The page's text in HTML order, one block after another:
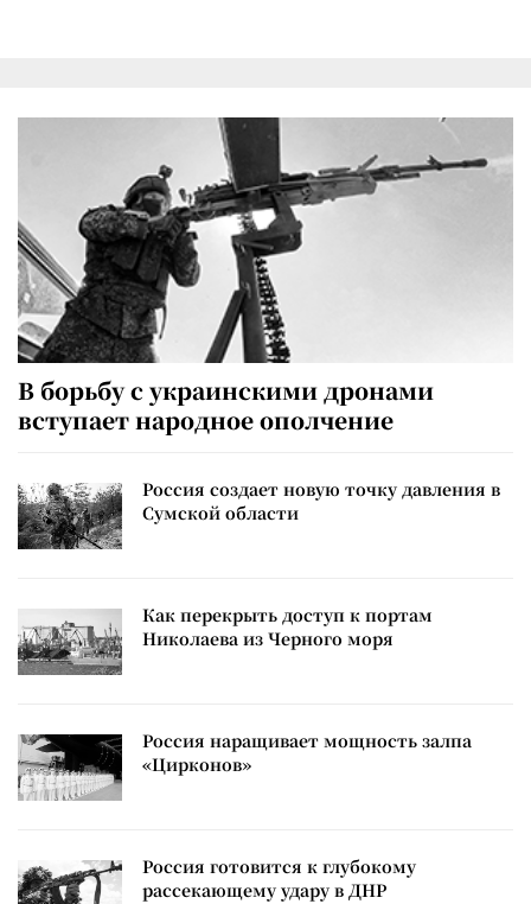
В борьбу с украинскими дронами
вступает народное ополчение
Россия создает новую точку давления в
Сумской области
Как перекрыть доступ к портам
Николаева из Черного моря
Россия наращивает мощность залпа
«Цирконов»
Россия готовится к глубокому
рассекающему удару в ДНР